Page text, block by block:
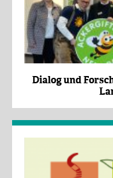
Dialog und